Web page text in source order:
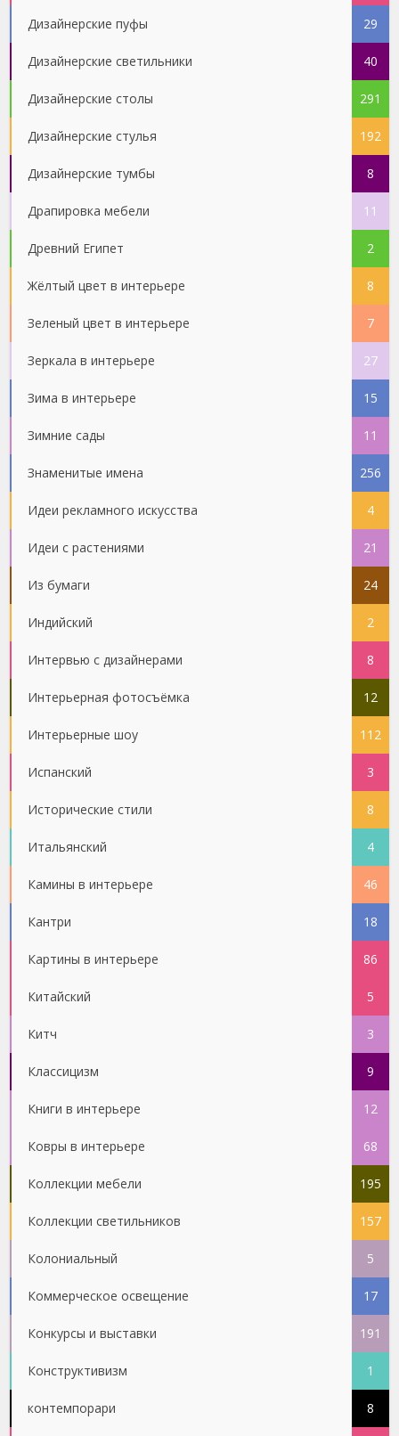
Дизайнерские пуфы 29
Дизайнерские светильники 40
Дизайнерские столы 291
Дизайнерские стулья 192
Дизайнерские тумбы 8
Драпировка мебели 11
Древний Египет 2
Жёлтый цвет в интерьере 8
Зеленый цвет в интерьере 7
Зеркала в интерьере 27
Зима в интерьере 15
Зимние сады 11
Знаменитые имена 256
Идеи рекламного искусства 4
Идеи с растениями 21
Из бумаги 24
Индийский 2
Интервью с дизайнерами 8
Интерьерная фотосъёмка 12
Интерьерные шоу 112
Испанский 3
Исторические стили 8
Итальянский 4
Камины в интерьере 46
Кантри 18
Картины в интерьере 86
Китайский 5
Китч 3
Классицизм 9
Книги в интерьере 12
Ковры в интерьере 68
Коллекции мебели 195
Коллекции светильников 157
Колониальный 5
Коммерческое освещение 17
Конкурсы и выставки 191
Конструктивизм 1
контемпорари 8